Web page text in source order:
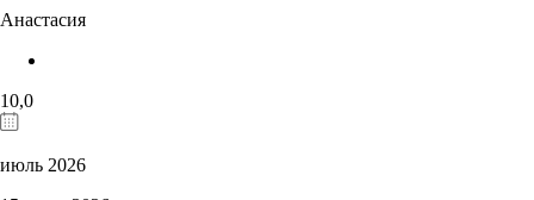
Анастасия
10,0
июль 2026